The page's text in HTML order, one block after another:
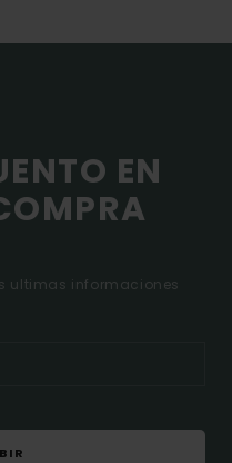
EN
ultimas informaciones